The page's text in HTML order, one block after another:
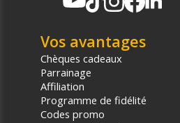
Vos avantages
Chèques cadeaux
Parrainage
Affiliation
Programme de fidélité
Codes promo